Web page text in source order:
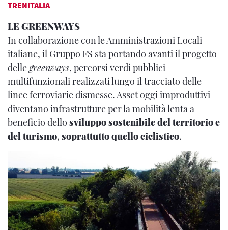
TRENITALIA
LE GREENWAYS
In collaborazione con le Amministrazioni Locali
italiane, il Gruppo FS sta portando avanti il progetto
dellegreenways, percorsi verdi pubblici
multifunzionali realizzati lungo il tracciato delle
linee ferroviarie dismesse. Asset oggi improduttivi
diventano infrastrutture per la mobilità lenta a
beneficio dello sviluppo sostenibile del territorio e
del turismo, soprattutto quello ciclistico.